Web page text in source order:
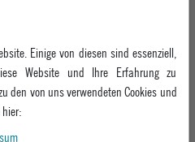
Einige von diesen sind essenziell,
Website und Ihre Erfahrung zu
den von uns verwendeten Cookies und